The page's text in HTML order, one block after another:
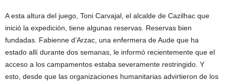
A esta altura del juego, Toni Carvajal, el alcalde de Cazilhac que
inició la expedición, tiene algunas reservas. Reservas bien
fundadas. Fabienne d’Arzac, una enfermera de Aude que ha
estado allí durante dos semanas, le informó recientemente que el
acceso a los campamentos estaba severamente restringido. Y
esto, desde que las organizaciones humanitarias advirtieron de los